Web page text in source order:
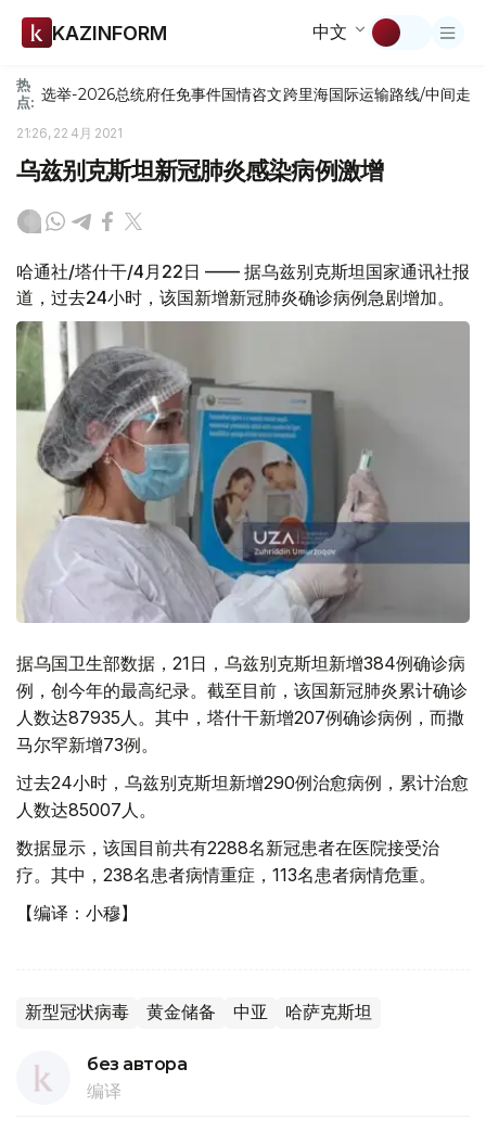
KAZINFORM 中文
热
点: 选举-2026总统府任免事件国情咨文跨里海国际运输路线/中间走廊
21:26, 22 4月 2021
乌兹别克斯坦新冠肺炎感染病例激增
哈通社/塔什干/4月22日 —— 据乌兹别克斯坦国家通讯社报
道，过去24小时，该国新增新冠肺炎确诊病例急剧增加。
据乌国卫生部数据，21日，乌兹别克斯坦新增384例确诊病
例，创今年的最高纪录。截至目前，该国新冠肺炎累计确诊
人数达87935人。其中，塔什干新增207例确诊病例，而撒
马尔罕新增73例。
过去24小时，乌兹别克斯坦新增290例治愈病例，累计治愈
人数达85007人。
数据显示，该国目前共有2288名新冠患者在医院接受治
疗。其中，238名患者病情重症，113名患者病情危重。
【编译：小穆】
新型冠状病毒 黄金储备 中亚 哈萨克斯坦
без автора
编译